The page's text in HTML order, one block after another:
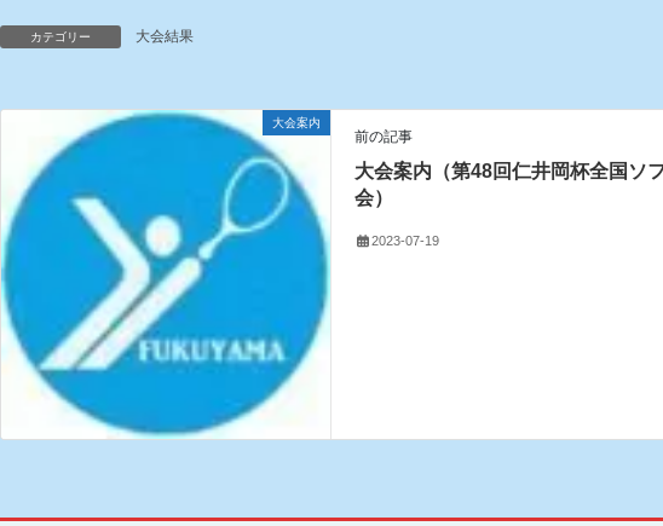
カテゴリー 大会結果
大会案内
前の記事
大会案内（第48回仁井岡杯全国ソ
会）
2023-07-19